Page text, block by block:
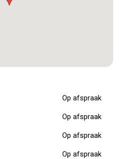
Op afspraak
Op afspraak
Op afspraak
Op afspraak